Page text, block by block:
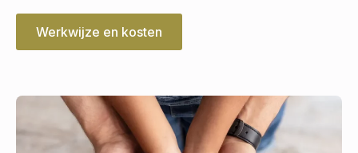
Werkwijze en kosten